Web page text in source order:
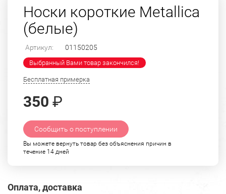
Носки короткие Metallica
(белые)
Артикул: 01150205
Выбранный Вами товар закончился!
Бесплатная примерка
350 ₽
Сообщить о поступлении
Вы можете вернуть товар без объяснения причин в
течение 14 дней
Оплата, доставка